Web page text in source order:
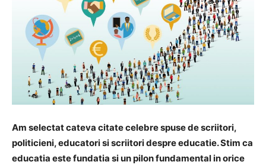
Am selectat cateva citate celebre spuse de scriitori,
politicieni, educatori si scriitori despre educatie. Stim ca
educatia este fundatia si un pilon fundamental in orice